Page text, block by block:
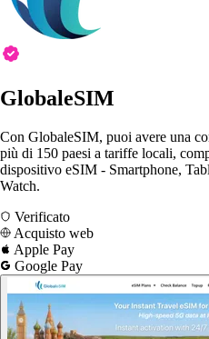
GlobaleSIM
Con GlobaleSIM, puoi avere una
più di 150 paesi a tariffe locali,
dispositivo eSIM - Smartphone,
Watch.
Verificato
Acquisto web
Apple Pay
Google Pay